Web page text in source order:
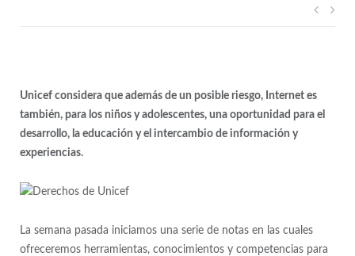
Unicef considera que además de un posible riesgo, Internet es
también, para los niños y adolescentes, una oportunidad para el
desarrollo, la educación y el intercambio de información y
experiencias.
La semana pasada iniciamos una serie de notas en las cuales
ofreceremos herramientas, conocimientos y competencias para